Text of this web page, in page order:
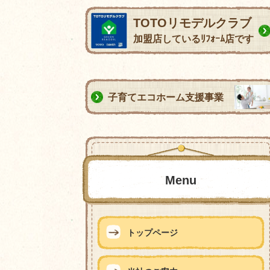
TOTOリモデルクラブ
加盟店しているﾘﾌｫｰﾑ店です
子育てエコホーム支援事業
Menu
トップページ